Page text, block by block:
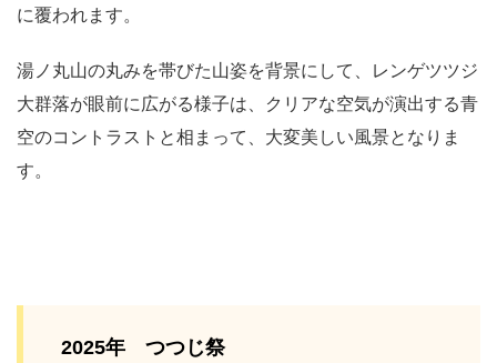
に覆われます。
湯ノ丸山の丸みを帯びた山姿を背景にして、レンゲツツジ
大群落が眼前に広がる様子は、クリアな空気が演出する青
空のコントラストと相まって、大変美しい風景となりま
す。
2025年 つつじ祭